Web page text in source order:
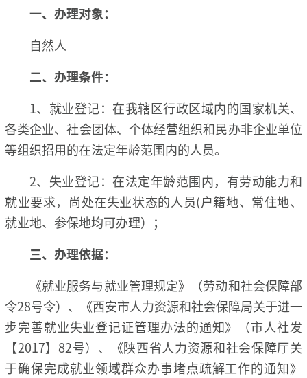
一、 办理对象：
自然人
二、 办理条件：
1、就业登记：在我辖区行政区域内的国家机关、
各类企业、社会团体、个体经营组织和民办非企业单位
等组织招用的在法定年龄范围内的人员。
2、失业登记：在法定年龄范围内，有劳动能力和
就业要求，尚处在失业状态的人员(户籍地、常住地、
就业地、参保地均可办理）；
三、 办理依据：
《就业服务与就业管理规定》（劳动和社会保障部
令28号令）、《西安市人力资源和社会保障局关于进一
步完善就业失业登记证管理办法的通知》（市人社发
【2017】82号）、《陕西省人力资源和社会保障厅关
于确保完成就业领域群众办事堵点疏解工作的通知》